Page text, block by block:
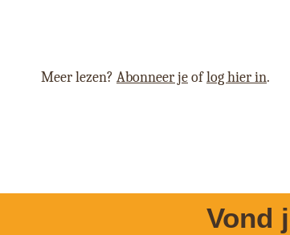
Meer lezen? Abonneer jeoflog hier in.
Vond